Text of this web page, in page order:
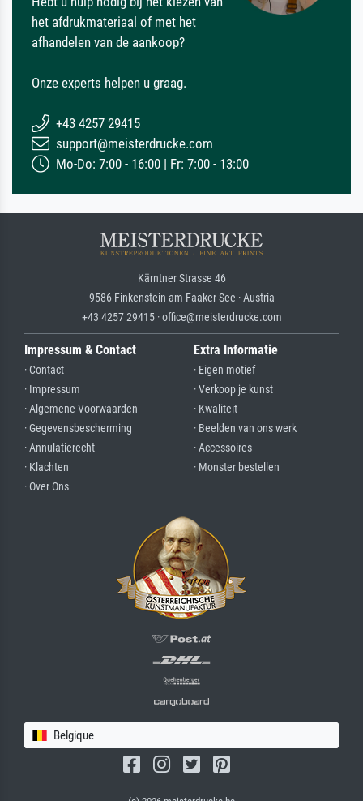
het afdrukmateriaal of met het
afhandelen van de aankoop?
Onze experts helpen u graag.
+43 4257 29415
support@meisterdrucke.com
Mo-Do: 7:00 - 16:00 | Fr: 7:00 - 13:00
Kärntner Strasse 46
9586 Finkenstein am Faaker See · Austria
+43 4257 29415 · office@meisterdrucke.com
Impressum & Contact
· Contact
· Impressum
· Algemene Voorwaarden
· Gegevensbescherming
· Annulatierecht
· Klachten
· Over Ons
Extra Informatie
· Eigen motief
· Verkoop je kunst
· Kwaliteit
· Beelden van ons werk
· Accessoires
· Monster bestellen
Belgique